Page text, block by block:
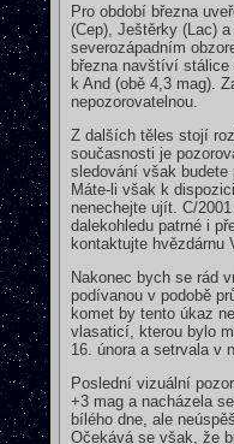
Pro období března
(Cep), Ještěrky (Lac)
severozápadním
března navštíví stálice
k And (obě 4,3 mag).
nepozorovatelnou.
Z dalších těles stojí
současnosti je
sledování však budete
Máte-li však k
nenechejte ujít. C/
dalekohledu patrné i
kontaktujte hvězdárnu
Nakonec bych se rád
podívanou v podobě
komet by tento úkaz
vlasaticí, kterou bylo
16. února a setrvala v
Poslední vizuální
+3 mag a nacházela
bílého dne, ale
Očekává se však, že